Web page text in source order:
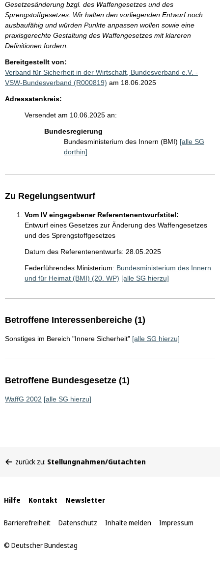
Gesetzesänderung bzgl. des Waffengesetzes und des
Sprengstoffgesetzes. Wir halten den vorliegenden Entwurf noch
ausbaufähig und würden Punkte anpassen wollen sowie eine
praxisgerechte Gestaltung des Waffengesetzes mit klareren
Definitionen fordern.
Bereitgestellt von:
Verband für Sicherheit in der Wirtschaft, Bundesverband e.V. -
VSW-Bundesverband (R000819) am 18.06.2025
Adressatenkreis:
Versendet am 10.06.2025 an:
Bundesregierung
Bundesministerium des Innern (BMI) [alle SG
dorthin]
Zu Regelungsentwurf
Vom IV eingegebener Referentenentwurfstitel:
Entwurf eines Gesetzes zur Änderung des Waffengesetzes
und des Sprengstoffgesetzes
Datum des Referentenentwurfs: 28.05.2025
Federführendes Ministerium: Bundesministerium des Innern
und für Heimat (BMI) (20. WP) [alle SG hierzu]
Betroffene Interessenbereiche (1)
Sonstiges im Bereich "Innere Sicherheit" [alle SG hierzu]
Betroffene Bundesgesetze (1)
WaffG 2002 [alle SG hierzu]
befinden
zurück zu: Stellungnahmen/Gutachten
Interne
Links
Hilfe Kontakt Newsletter
Barrierefreiheit Datenschutz Inhalte melden Impressum
© Deutscher Bundestag